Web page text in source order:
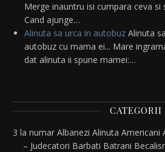
Merge inauntru isi cumpara ceva si
Cand ajunge…
Alinuta sa urca in autobuz Alinuta
autobuz cu mama ei... Mare
dat alinuta ii spune mamei:…
CATEGORII
3 la numar Albanezi Alinuta Americani
– Judecatori Barbati Batrani